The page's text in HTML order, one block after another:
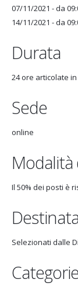
07/11/2021 -da
14/11/2021 -da
Durata
24 ore articolate
Sede
online
Modalità
Il 50% dei posti è
Selezionati dalle